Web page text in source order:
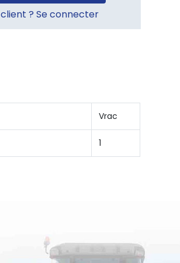
? Se connecter
Vrac
1